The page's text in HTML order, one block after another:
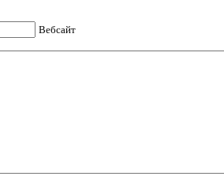
Вебсайт